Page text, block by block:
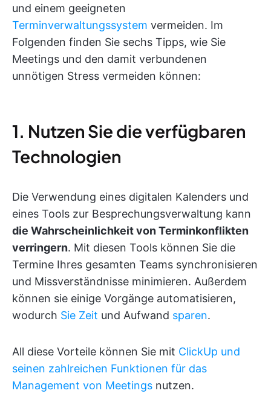
und einem geeigneten
Terminverwaltungssystem vermeiden. Im
Folgenden finden Sie sechs Tipps, wie Sie
Meetings und den damit verbundenen
unnötigen Stress vermeiden können:
1. Nutzen Sie die verfügbaren
Technologien
Die Verwendung eines digitalen Kalenders und
eines Tools zur Besprechungsverwaltung kann
die Wahrscheinlichkeit von Terminkonflikten
verringern. Mit diesen Tools können Sie die
Termine Ihres gesamten Teams synchronisieren
und Missverständnisse minimieren. Außerdem
können sie einige Vorgänge automatisieren,
wodurch Sie Zeit und Aufwand sparen.
All diese Vorteile können Sie mit ClickUp und
seinen zahlreichen Funktionen für das
Management von Meetings nutzen.